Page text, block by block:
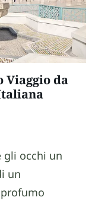
Viaggio da
gli occhi un
un